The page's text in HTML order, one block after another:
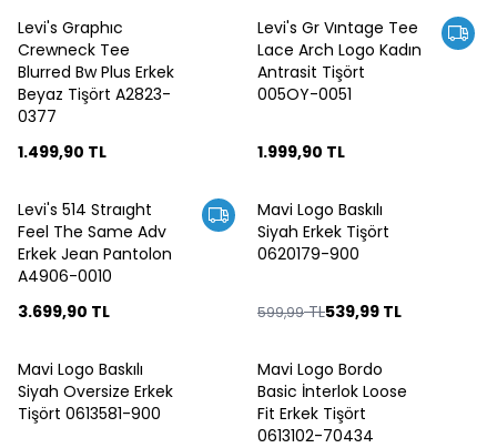
Levi's Graphıc
Crewneck Tee
Blurred Bw Plus Erkek
Beyaz Tişört A2823-
0377
1.499,90 TL
Levi's Gr Vıntage Tee
Lace Arch Logo Kadın
Antrasit Tişört
005OY-0051
1.999,90 TL
Levi's 514 Straıght
Feel The Same Adv
Erkek Jean Pantolon
A4906-0010
3.699,90 TL
%10
Mavi Logo Baskılı
Siyah Erkek Tişört
0620179-900
599,99TL539,99 TL
%10
Mavi Logo Baskılı
Siyah Oversize Erkek
Tişört 0613581-900
%10
Mavi Logo Bordo
Basic İnterlok Loose
Fit Erkek Tişört
0613102-70434